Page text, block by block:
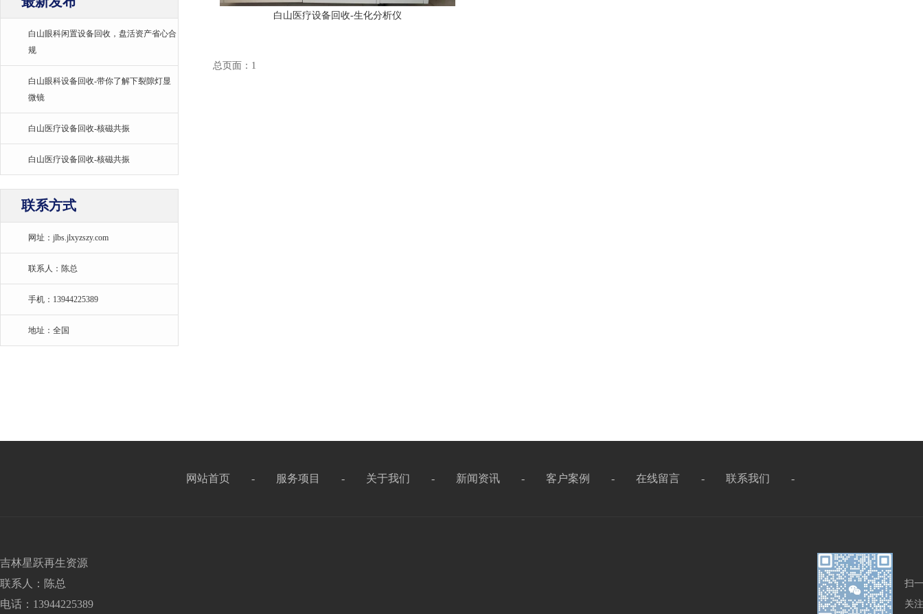
白山眼科闲置设备回收，盘活资产省心合
规
白山眼科设备回收-带你了解下裂隙灯显
微镜
白山医疗设备回收-核磁共振
白山医疗设备回收-核磁共振
联系方式
网址：jlbs.jlxyzszy.com
联系人：陈总
手机：13944225389
地址：全国
白山医疗设备回收-生化分析仪
总页面：1
网站首页 - 服务项目 - 关于我们 - 新闻资讯 - 客户案例 - 在线留言 - 联系我们 -
吉林星跃再生资源
联系人：陈总
电话：13944225389
扫
关